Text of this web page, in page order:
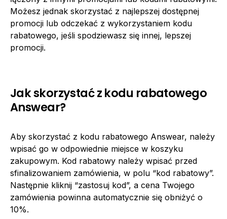
Możesz jednak skorzystać z najlepszej dostępnej
promocji lub odczekać z wykorzystaniem kodu
rabatowego, jeśli spodziewasz się innej, lepszej
promocji.
Jak skorzystać z kodu rabatowego
Answear?
Aby skorzystać z kodu rabatowego Answear, należy
wpisać go w odpowiednie miejsce w koszyku
zakupowym. Kod rabatowy należy wpisać przed
sfinalizowaniem zamówienia, w polu “kod rabatowy”.
Następnie kliknij “zastosuj kod”, a cena Twojego
zamówienia powinna automatycznie się obniżyć o
10%.